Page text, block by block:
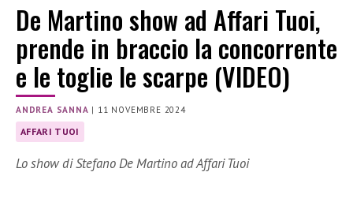
De Martino show ad Affari Tuoi,
prende in braccio la concorrente
e le toglie le scarpe (VIDEO)
ANDREA SANNA | 11 NOVEMBRE 2024
AFFARI TUOI
Lo show di Stefano De Martino ad Affari Tuoi